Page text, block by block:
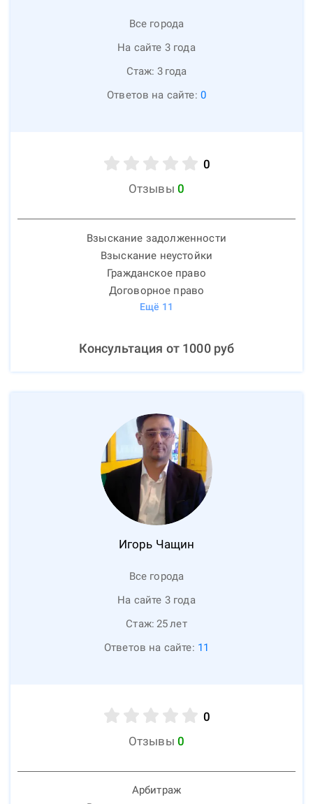
Все города
На сайте 3 года
Стаж: 3 года
Ответов на сайте: 0
0
Отзывы 0
Взыскание задолженности
Взыскание неустойки
Гражданское право
Договорное право
Ещё 11
Консультация от 1000руб
Игорь Чащин
Все города
На сайте 3 года
Стаж: 25лет
Ответов на сайте: 11
0
Отзывы 0
Арбитраж